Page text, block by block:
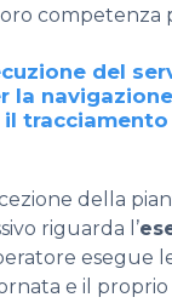
competenza
del
la
il
della
riguarda l’
esegue
e il